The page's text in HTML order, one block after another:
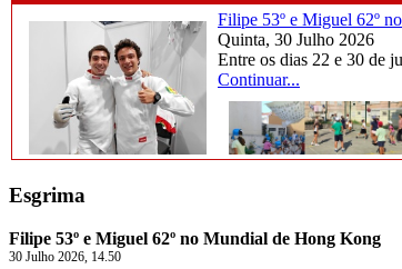
Filipe 53º e Miguel 62º
Quinta, 30 Julho 2026
Entre os dias 22 e 30 de
Continuar...
Esgrima
Filipe 53º e Miguel 62º no Mundial de Hong Kong
30 Julho 2026, 14.50